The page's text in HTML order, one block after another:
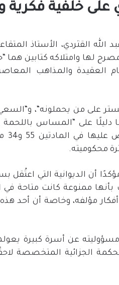
خلفية
القثردي، الأستاذ
لها وامتلاكه كتابين هما “
العقيدة والمذاهب
على من يحملونه“، و“السعي
دليلًا على “المساس باللحمة
عليها في المادتين و34
محكوميته.
أن الديوانية التي اعتُقل
ممنوعة كانت متاحة في
مؤلفه، وخاصة أن أحد
عن أسرة كبيرة
الجزائية المتخصصة